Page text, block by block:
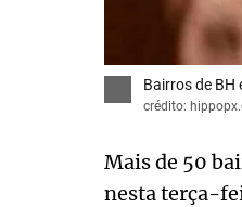
Bairros de BH
crédito:
Mais de 50
nesta terça-